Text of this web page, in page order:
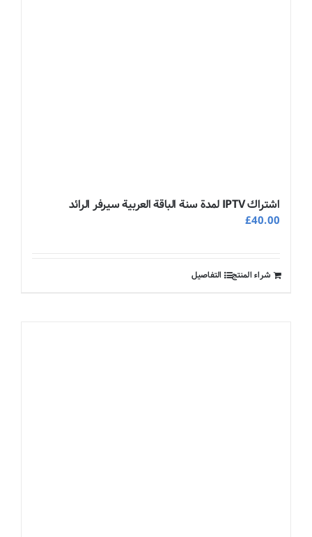
اشتراك IPTV لمدة سنة الباقة العربية سيرفر الرائد
£40.00
شراء المنتج التفاصيل